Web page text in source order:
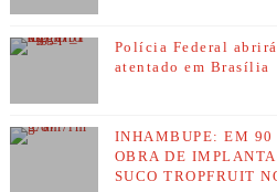
Polícia Federal
atentado em Brasília
INHAMBUPE: EM
OBRA DE
SUCO TROPFRUIT